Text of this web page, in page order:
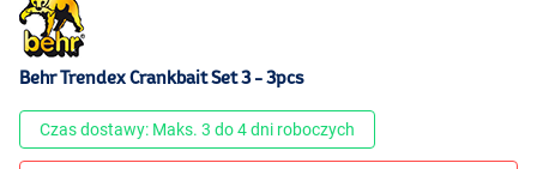
Behr Trendex Crankbait Set 3 - 3pcs
Czas dostawy: Maks. 3 do 4 dni roboczych